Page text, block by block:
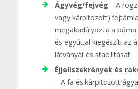
Ágyvég/fejvég – A
vagy kárpitozott) fejtámla
megakadályozza a párna
és egyúttal kiegészíti az
látványát és stabilitását.
Éjjeliszekrények és
– A fa és kárpitozott